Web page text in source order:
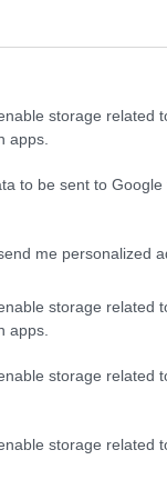
storage related
apps.
to be sent to
me personalized
storage related
apps.
storage related
storage related
A BOTANIQ
hanem